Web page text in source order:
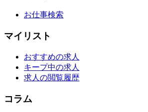
お仕事検索
マイリスト
おすすめの求人
キープ中の求人
求人の閲覧履歴
コラム